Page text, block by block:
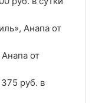
Анапа от
от
руб. в